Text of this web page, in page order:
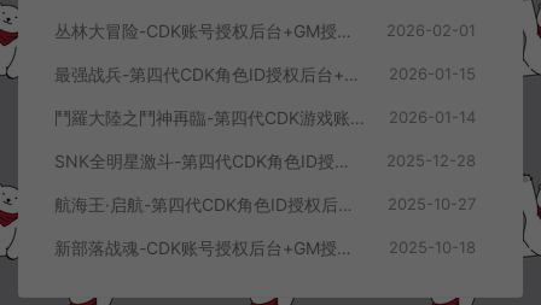
丛林大冒险-CDK账号授权后台+GM授权后台+使用教程 2026-02-01
最强战兵-第四代CDK角色ID授权后台+GM授权后台+使用教程 2026-01-15
鬥羅大陸之鬥神再臨-第四代CDK游戏账号授权后台+GM授权后台+使用教程 2026-01-14
SNK全明星激斗-第四代CDK角色ID授权后台+GM授权后台+使用教程 2025-12-28
航海王·启航-第四代CDK角色ID授权后台+GM授权后台+使用教程 2025-10-27
新部落战魂-CDK账号授权后台+GM授权后台+使用教程 2025-10-18